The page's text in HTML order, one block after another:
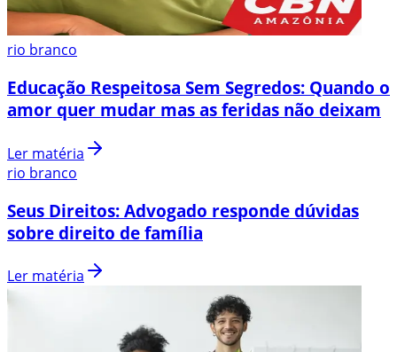
rio branco
Educação Respeitosa Sem Segredos: Quando o
amor quer mudar mas as feridas não deixam
Ler matéria
rio branco
Seus Direitos: Advogado responde dúvidas
sobre direito de família
Ler matéria